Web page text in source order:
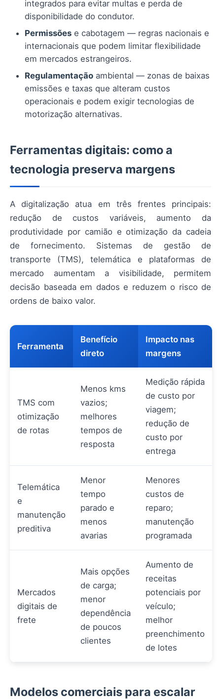
integrados para evitar multas e perda de
disponibilidade do condutor.
Permissões e cabotagem — regras nacionais e
internacionais que podem limitar flexibilidade
em mercados estrangeiros.
Regulamentação ambiental — zonas de baixas
emissões e taxas que alteram custos
operacionais e podem exigir tecnologias de
motorização alternativas.
Ferramentas digitais: como a
tecnologia preserva margens
A digitalização atua em três frentes principais:
redução de custos variáveis, aumento da
produtividade por camião e otimização da cadeia
de fornecimento. Sistemas de gestão de
transporte (TMS), telemática e plataformas de
mercado aumentam a visibilidade, permitem
decisão baseada em dados e reduzem o risco de
ordens de baixo valor.
Ferramenta
Benefício
direto
Impacto nas
margens
TMS com
otimização
de rotas
Menos kms
vazios;
melhores
tempos de
resposta
Medição rápida
de custo por
viagem;
redução de
custo por
entrega
Telemática
e
manutenção
preditiva
Menor
tempo
parado e
menos
avarias
Menores
custos de
reparo;
manutenção
programada
Mercados
digitais de
frete
Mais opções
de carga;
menor
dependência
de poucos
clientes
Aumento de
receitas
potenciais por
veículo;
melhor
preenchimento
de lotes
Modelos comerciais para escalar